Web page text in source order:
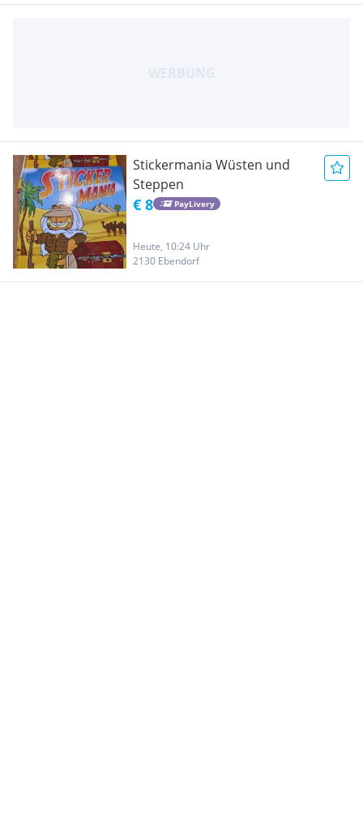
Stickermania Wüsten und
Steppen
€ 8 PayLivery
Heute, 10:24 Uhr
2130 Ebendorf